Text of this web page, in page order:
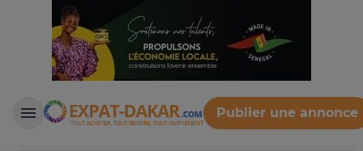
Expat-Dakar
Publier une annonce